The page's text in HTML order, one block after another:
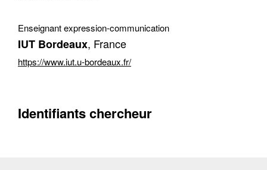
Enseignant expression-communication
IUT Bordeaux, France
https://www.iut.u-bordeaux.fr/
Identifiants chercheur
Récupération de l'adresse e-mail